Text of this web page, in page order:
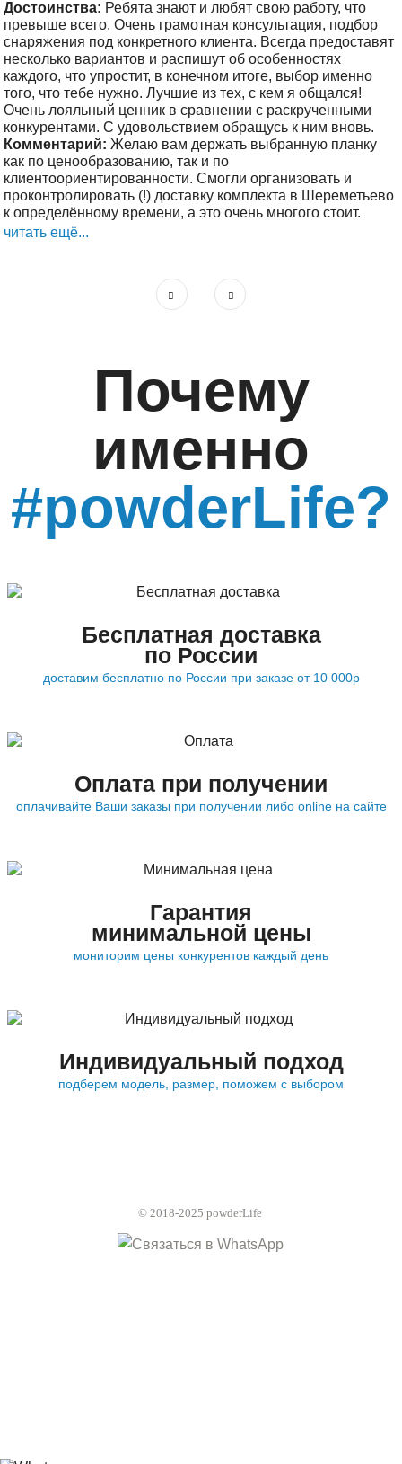
Достоинства: Ребята знают и любят свою работу, что
превыше всего. Очень грамотная консультация, подбор
снаряжения под конкретного клиента. Всегда предоставят
несколько вариантов и распишут об особенностях
каждого, что упростит, в конечном итоге, выбор именно
того, что тебе нужно. Лучшие из тех, с кем я общался!
Очень лояльный ценник в сравнении с раскрученными
конкурентами. С удовольствием обращусь к ним вновь.
Комментарий: Желаю вам держать выбранную планку
как по ценообразованию, так и по
клиентоориентированности. Смогли организовать и
проконтролировать (!) доставку комплекта в Шереметьево
к определённому времени, а это очень многого стоит.
читать ещё...
Почему
именно
#powderLife?
Бесплатная доставка
по России
доставим бесплатно по России при заказе от 10 000р
Оплата при получении
оплачивайте Ваши заказы при получении либо online на сайте
Гарантия
минимальной цены
мониторим цены конкурентов каждый день
Индивидуальный подход
подберем модель, размер, поможем с выбором
© 2018-2025 powderLife